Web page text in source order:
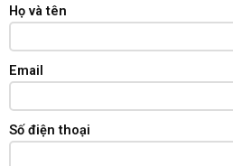
Họ và tên
Email
Số điện thoại